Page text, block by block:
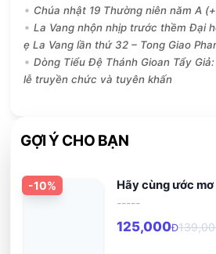
Chúa nhật 19 Thường niên năm A
La Vang nhộn nhịp trước thềm Đại
ẹ La Vang lần thứ 32 – Tong Giao
Dòng Tiểu Đệ Thánh Gioan Tẩy
lễ truyền chức và tuyên khấn
GỢI Ý CHO BẠN
-10% Hãy cùng ước mơ
-----
125,000Đ